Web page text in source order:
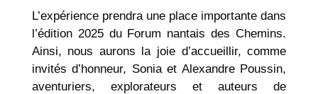
L’expérience prendra une place importante dans
l’édition 2025 du Forum nantais des Chemins.
Ainsi, nous aurons la joie d’accueillir, comme
invités d’honneur, Sonia et Alexandre Poussin,
aventuriers, explorateurs et auteurs de